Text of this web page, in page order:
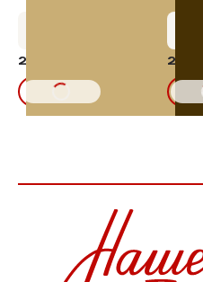
242,77 ₽
В КОРЗИНУ В